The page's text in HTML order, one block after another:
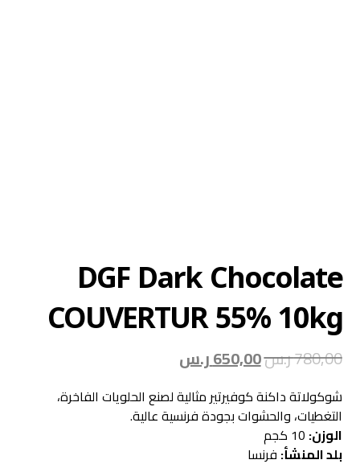
DGF Dark Chocolate
COUVERTUR 55% 10kg
780,00ر.س650,00ر.س
شوكولاتة داكنة كوفيرتير مثالية لصنع الحلويات الفاخرة،
التغطيات، والحشوات بجودة فرنسية عالية.
الوزن:
بلد المنشأ: فرنسا